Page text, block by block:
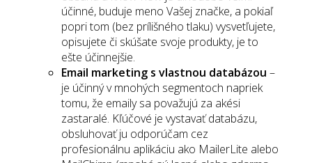
účinné, buduje meno Vašej značke, a pokiaľ
popri tom (bez prílišného tlaku) vysvetľujete,
opisujete či skúšate svoje produkty, je to
ešte účinnejšie.
Email marketing s vlastnou databázou –
je účinný v mnohých segmentoch napriek
tomu, že emaily sa považujú za akési
zastaralé. Kľúčové je vystavať databázu,
obsluhovať ju odporúčam cez
profesionálnu aplikáciu ako MailerLite alebo